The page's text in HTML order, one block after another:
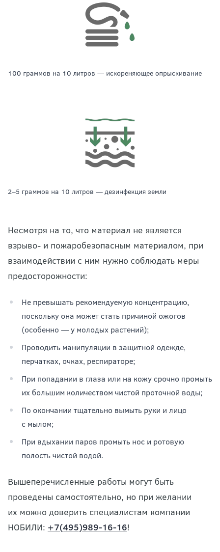
100 граммов на 10 литров — искореняющее опрыскивание
2‒5 граммов на 10 литров — дезинфекция земли
Несмотря на то, что материал не является
взрыво- и пожаробезопасным материалом, при
взаимодействии с ним нужно соблюдать меры
предосторожности:
Не превышать рекомендуемую концентрацию,
поскольку она может стать причиной ожогов
(особенно — у молодых растений);
Проводить манипуляции в защитной одежде,
перчатках, очках, респираторе;
При попадании в глаза или на кожу срочно промыть
их большим количеством чистой проточной воды;
По окончании тщательно вымыть руки и лицо
с мылом;
При вдыхании паров промыть нос и ротовую
полость чистой водой.
Вышеперечисленные работы могут быть
проведены самостоятельно, но при желании
их можно доверить специалистам компании
НОБИЛИ: +7(495)989-16-16!